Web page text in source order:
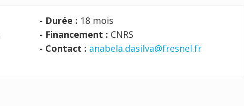
- Durée : 18 mois
- Financement : CNRS
- Contact : anabela.dasilva@fresnel.fr